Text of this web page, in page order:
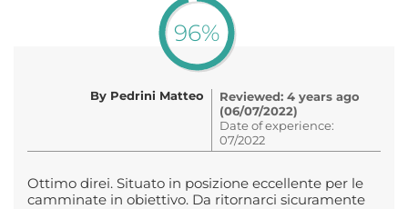
96%
By Pedrini Matteo
Reviewed: 4 years ago
(06/07/2022)
Date of experience:
07/2022
Ottimo direi. Situato in posizione eccellente per le
camminate in obiettivo. Da ritornarci sicuramente